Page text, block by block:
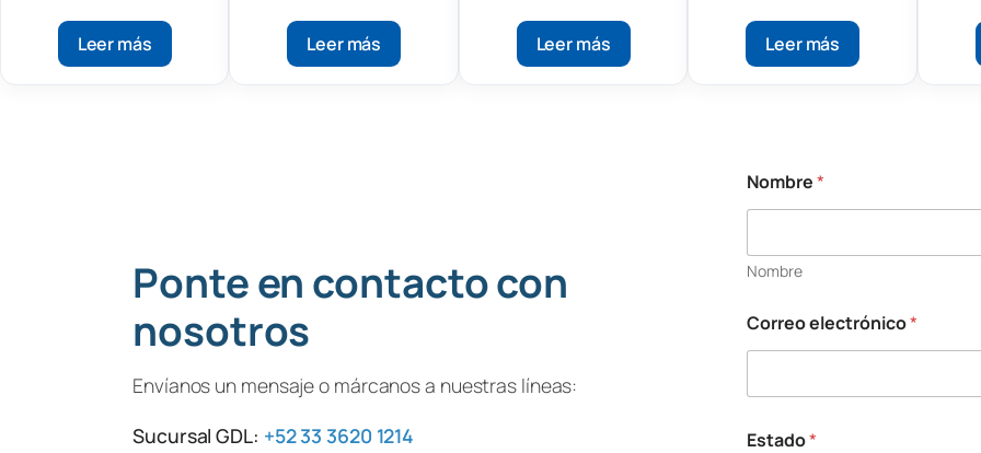
Leer más
Tipo B1
Leer más
Tipo B1
Leer más Leer más
Ponte en contacto con
nosotros
Envíanos un mensaje o márcanos a nuestras líneas:
Sucursal GDL: +52 33 3620 1214
Nombre*
Nombre
Correo electrónico*
Estado*